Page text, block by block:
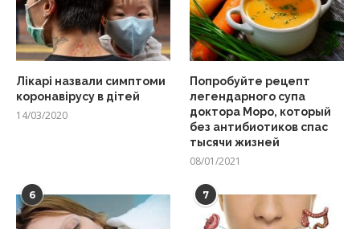
Лікарі назвали симптоми
коронавірусу в дітей
14/03/2020
Попробуйте рецепт
легендарного супа
доктора Моро, который
без антибиотиков спас
тысячи жизней
08/01/2021
6 7